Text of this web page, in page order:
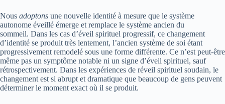
Nous adoptons une nouvelle identité à mesure que le système
autonome éveillé émerge et remplace le système ancien du
sommeil. Dans les cas d’éveil spirituel progressif, ce changement
d’identité se produit très lentement, l’ancien système de soi étant
progressivement remodelé sous une forme différente. Ce n’est peut-être
même pas un symptôme notable ni un signe d’éveil spirituel, sauf
rétrospectivement. Dans les expériences de réveil spirituel soudain, le
changement est si abrupt et dramatique que beaucoup de gens peuvent
déterminer le moment exact où il se produit.